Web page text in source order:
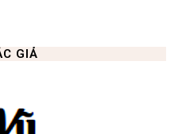
GIẢ